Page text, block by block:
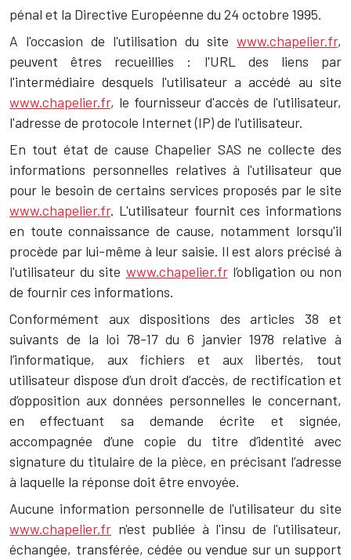
pénal et la Directive Européenne du 24 octobre 1995.
A l'occasion de l'utilisation du site www.chapelier.fr,
peuvent êtres recueillies : l'URL des liens par
l'intermédiaire desquels l'utilisateur a accédé au site
www.chapelier.fr, le fournisseur d'accès de l'utilisateur,
l'adresse de protocole Internet (IP) de l'utilisateur.
En tout état de cause Chapelier SAS ne collecte des
informations personnelles relatives à l'utilisateur que
pour le besoin de certains services proposés par le site
www.chapelier.fr. L'utilisateur fournit ces informations
en toute connaissance de cause, notamment lorsqu'il
procède par lui-même à leur saisie. Il est alors précisé à
l'utilisateur du site www.chapelier.frl’obligation ou non
de fournir ces informations.
Conformément aux dispositions des articles 38 et
suivants de la loi 78-17 du 6 janvier 1978 relative à
l’informatique, aux fichiers et aux libertés, tout
utilisateur dispose d’un droit d’accès, de rectification et
d’opposition aux données personnelles le concernant,
en effectuant sa demande écrite et signée,
accompagnée d’une copie du titre d’identité avec
signature du titulaire de la pièce, en précisant l’adresse
à laquelle la réponse doit être envoyée.
Aucune information personnelle de l'utilisateur du site
www.chapelier.fr n'est publiée à l'insu de l'utilisateur,
échangée, transférée, cédée ou vendue sur un support